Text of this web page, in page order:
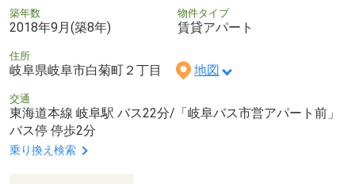
築年数
2018年9月(築8年)
物件タイプ
賃貸アパート
住所
岐阜県岐阜市白菊町２丁目 地図
交通
東海道本線 岐阜駅 バス22分/「岐阜バス市営アパート前」
バス停 停歩2分
乗り換え検索